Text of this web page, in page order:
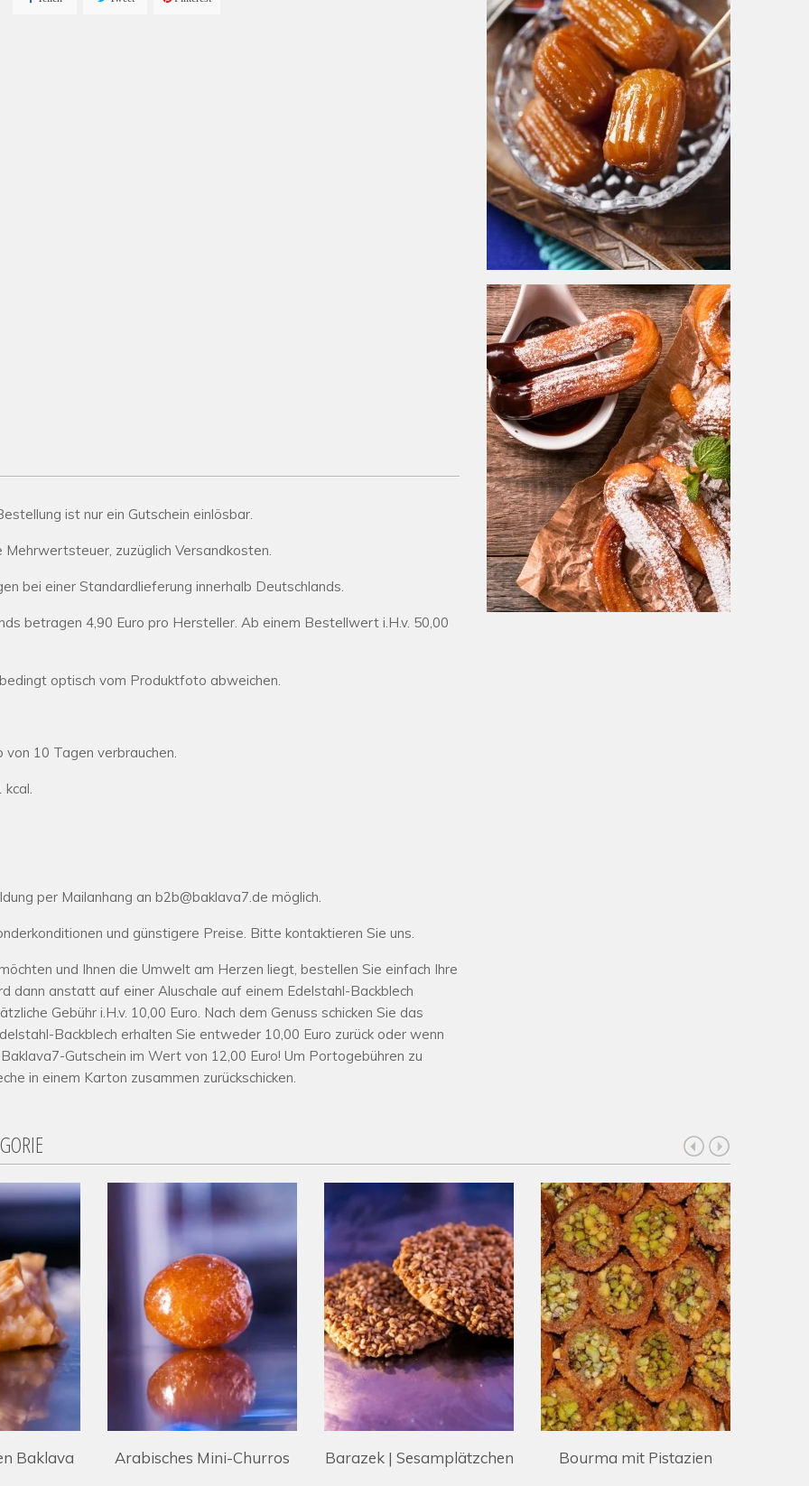
ist nur ein Gutschein einlösbar.
zuzüglich Versandkosten.
bei einer Standardlieferung innerhalb Deutschlands.
betragen 4,90 Euro pro Hersteller. Ab einem Bestellwert i.H.v. 50,00
optisch vom Produktfoto abweichen.
von 10 Tagen verbrauchen.
per Mailanhang an b2b@baklava7.de möglich.
und günstigere Preise. Bitte kontaktieren Sie uns.
und Ihnen die Umwelt am Herzen liegt, bestellen Sie einfach Ihre
dann anstatt auf einer Aluschale auf einem Edelstahl-Backblech
Gebühr i.H.v. 10,00 Euro. Nach dem Genuss schicken Sie das
Backblech erhalten Sie entweder 10,00 Euro zurück oder wenn
Gutschein im Wert von 12,00 Euro! Um Portogebühren zu
in einem Karton zusammen zurückschicken.
Churros Barazek | Sesamplätzchen Bourma mit Pistazien Vogelnest-Baklava mit...